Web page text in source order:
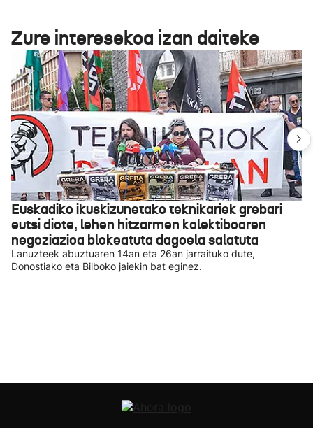
Zure interesekoa izan daiteke
Euskadiko ikuskizunetako teknikariek grebari
eutsi diote, lehen hitzarmen kolektiboaren
negoziazioa blokeatuta dagoela salatuta
Lanuzteek abuztuaren 14an eta 26an jarraituko dute,
Donostiako eta Bilboko jaiekin bat eginez.